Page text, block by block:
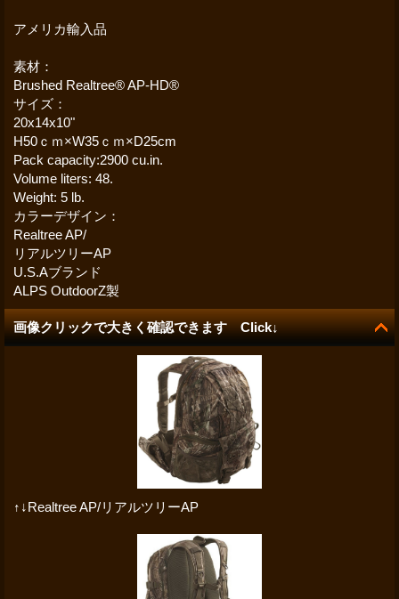
アメリカ輸入品
素材：
Brushed Realtree® AP-HD®
サイズ：
20x14x10"
H50ｃｍ×W35ｃｍ×D25cm
Pack capacity:2900 cu.in.
Volume liters: 48.
Weight: 5 lb.
カラーデザイン：
Realtree AP/
リアルツリーAP
U.S.Aブランド
ALPS OutdoorZ製
画像クリックで大きく確認できます Click↓
↑↓Realtree AP/リアルツリーAP